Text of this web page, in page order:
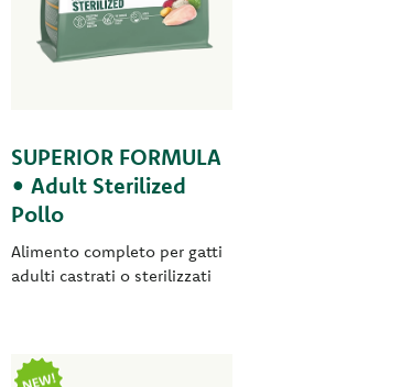
SUPERIOR FORMULA
• Adult Sterilized
Pollo
Alimento completo per gatti
adulti castrati o sterilizzati